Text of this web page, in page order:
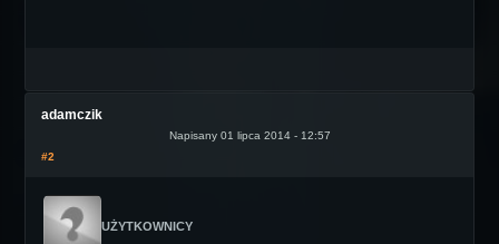
adamczik
Napisany 01 lipca 2014 - 12:57
#2
UŻYTKOWNICY